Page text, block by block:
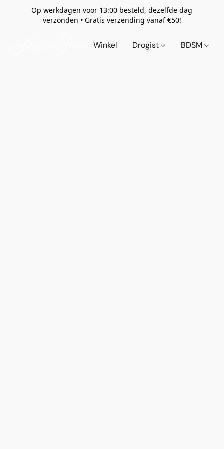
Op werkdagen voor 13:00 besteld, dezelfde dag
verzonden • Gratis verzending vanaf €50!
Winkel Drogist BDSM